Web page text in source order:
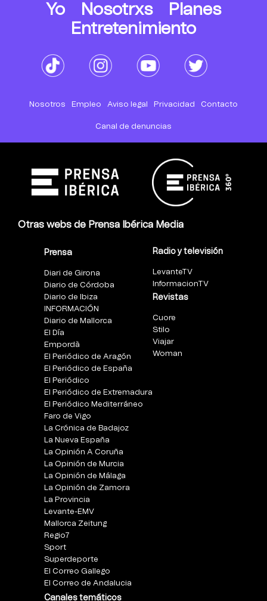
Yo Nosotrxs
Planes
Entretenimiento
Nosotros Empleo Aviso legal Privacidad Contacto
Canal de denuncias
Otras webs de Prensa Ibérica Media
Prensa
Diari de Girona
Diario de Córdoba
Diario de Ibiza
INFORMACIÓN
Diario de Mallorca
El Día
Empordà
El Periódico de Aragón
El Periódico de España
El Periódico
El Periódico de Extremadura
El Periódico Mediterráneo
Faro de Vigo
La Crónica de Badajoz
La Nueva España
La Opinión A Coruña
La Opinión de Murcia
La Opinión de Málaga
La Opinión de Zamora
La Provincia
Levante-EMV
Mallorca Zeitung
Regio7
Sport
Superdeporte
El Correo Gallego
El Correo de Andalucia
Canales temáticos
Radio y televisión
LevanteTV
InformacionTV
Revistas
Cuore
Stilo
Viajar
Woman